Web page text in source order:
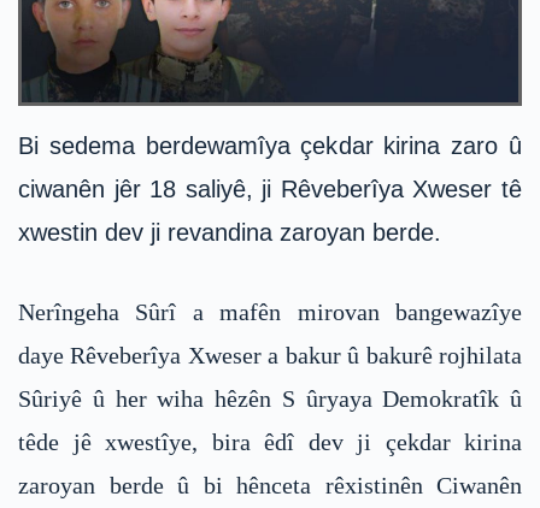
Bi sedema berdewamîya çekdar kirina zaro û
ciwanên jêr 18 saliyê, ji Rêveberîya Xweser tê
xwestin dev ji revandina zaroyan berde.
Nerîngeha Sûrî a mafên mirovan bangewazîye
daye Rêveberîya Xweser a bakur û bakurê rojhilata
Sûriyê û her wiha hêzên S ûryaya Demokratîk û
têde jê xwestîye, bira êdî dev ji çekdar kirina
zaroyan berde û bi hênceta rêxistinên Ciwanên